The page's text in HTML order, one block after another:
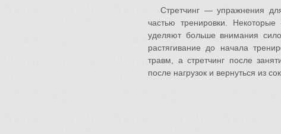
Стретчинг — упражнения
частью тренировки.
уделяют больше внимания
растягивание до начала
травм, а стретчинг после
после нагрузок и вернуться из